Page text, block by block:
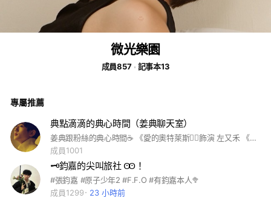
微光樂園
成員857 記事本13
專屬推薦
典點滴滴的典心時間（姜典聊天室）
姜典跟粉絲的典心時間☕️ 《愛的奧特萊斯👉🏻飾演 左又禾 《奇蹟 👉🏻飾演 艾迪 這裡是喜歡姜典的粉絲群， 期許大家以聊和姜典有關的話題為主
成員1001
🗝️鈞嘉的尖叫旅社 Ꙭ！
#張鈞嘉 #原子少年2 #F.F.O #有鈞嘉本人🥦
成員1299
23 小時前